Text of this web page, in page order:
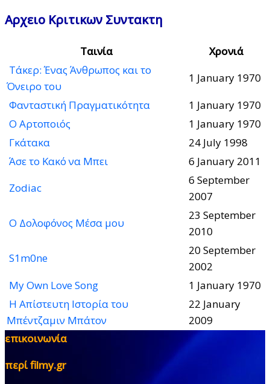
Αρχειο Κριτικων Συντακτη
Ταινία
Χρονιά
Τάκερ: Ένας Άνθρωπος και το
Όνειρο του
1 January 1970
Φανταστική Πραγματικότητα
1 January 1970
Ο Αρτοποιός
1 January 1970
Γκάτακα
24 July 1998
Άσε το Κακό να Μπει
6 January 2011
Zodiac
6 September
2007
Ο Δολοφόνος Μέσα μου
23 September
2010
S1m0ne
20 September
2002
My Own Love Song
1 January 1970
Η Απίστευτη Ιστορία του
Μπέντζαμιν Μπάτον
22 January
2009
επικοινωνία
περί filmy.gr